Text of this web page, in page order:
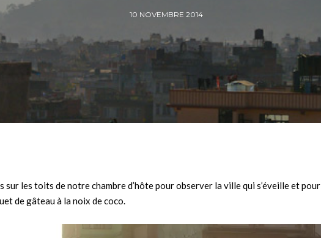
10 NOVEMBRE 2014
sur les toits de notre chambre d’hôte pour observer la ville qui s’éveille et pour
de gâteau à la noix de coco.